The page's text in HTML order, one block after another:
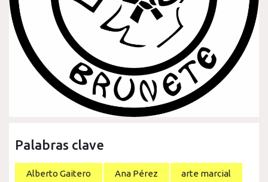
Palabras clave
Alberto Gaitero Ana Pérez arte marcial